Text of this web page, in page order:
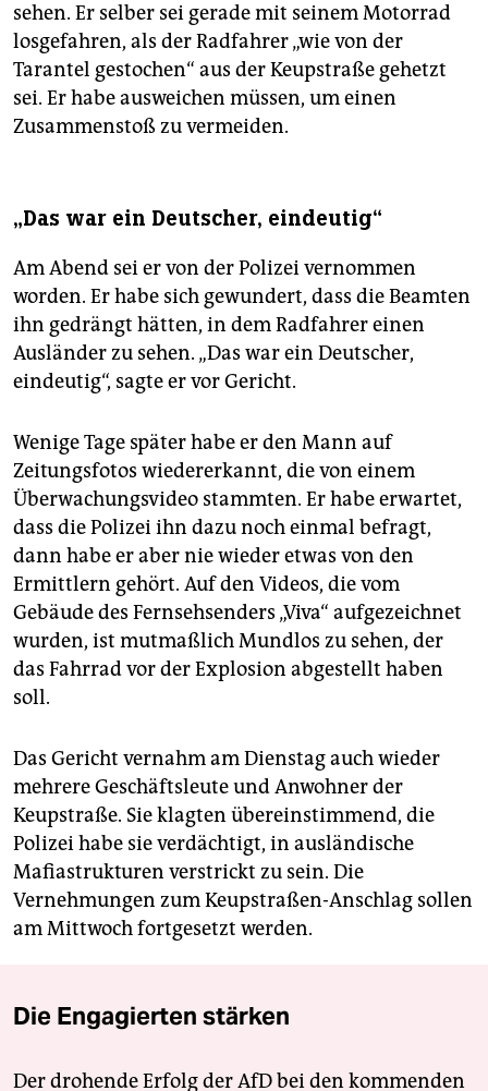
sehen. Er selber sei gerade mit seinem Motorrad
losgefahren, als der Radfahrer „wie von der
Tarantel gestochen“ aus der Keupstraße gehetzt
sei. Er habe ausweichen müssen, um einen
Zusammenstoß zu vermeiden.
„Das war ein Deutscher, eindeutig“
Am Abend sei er von der Polizei vernommen
worden. Er habe sich gewundert, dass die Beamten
ihn gedrängt hätten, in dem Radfahrer einen
Ausländer zu sehen. „Das war ein Deutscher,
eindeutig“, sagte er vor Gericht.
Wenige Tage später habe er den Mann auf
Zeitungsfotos wiedererkannt, die von einem
Überwachungsvideo stammten. Er habe erwartet,
dass die Polizei ihn dazu noch einmal befragt,
dann habe er aber nie wieder etwas von den
Ermittlern gehört. Auf den Videos, die vom
Gebäude des Fernsehsenders „Viva“ aufgezeichnet
wurden, ist mutmaßlich Mundlos zu sehen, der
das Fahrrad vor der Explosion abgestellt haben
soll.
Das Gericht vernahm am Dienstag auch wieder
mehrere Geschäftsleute und Anwohner der
Keupstraße. Sie klagten übereinstimmend, die
Polizei habe sie verdächtigt, in ausländische
Mafiastrukturen verstrickt zu sein. Die
Vernehmungen zum Keupstraßen-Anschlag sollen
am Mittwoch fortgesetzt werden.
Die Engagierten stärken
Der drohende Erfolg der AfD bei den kommenden